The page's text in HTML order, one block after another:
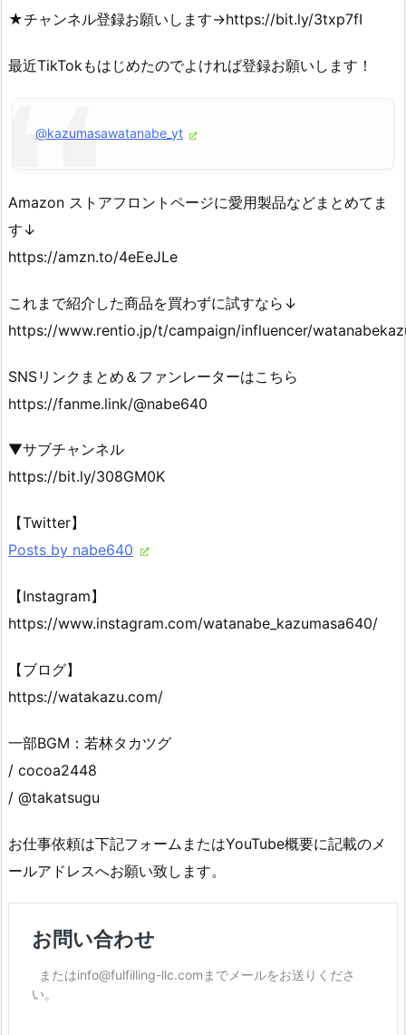
★チャンネル登録お願いします→https://bit.ly/3txp7fI
最近TikTokもはじめたのでよければ登録お願いします！
@kazumasawatanabe_yt
Amazon ストアフロントページに愛用製品などまとめてま
す↓
https://amzn.to/4eEeJLe
これまで紹介した商品を買わずに試すなら↓
https://www.rentio.jp/t/campaign/influencer/
SNSリンクまとめ＆ファンレーターはこちら
https://fanme.link/@nabe640
▼サブチャンネル
https://bit.ly/308GM0K
【Twitter】
Posts by nabe640
【Instagram】
https://www.instagram.com/watanabe_kazumasa640/
【ブログ】
https://watakazu.com/
一部BGM：若林タカツグ
/ cocoa2448
/ @takatsugu
お仕事依頼は下記フォームまたはYouTube概要に記載のメ
ールアドレスへお願い致します。